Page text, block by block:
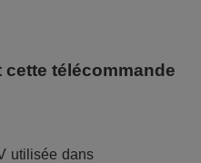
télécommande
utilisée dans